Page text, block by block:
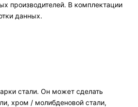
производителей. В комплектации
данных.
стали. Он может сделать
хром / молибденовой стали,